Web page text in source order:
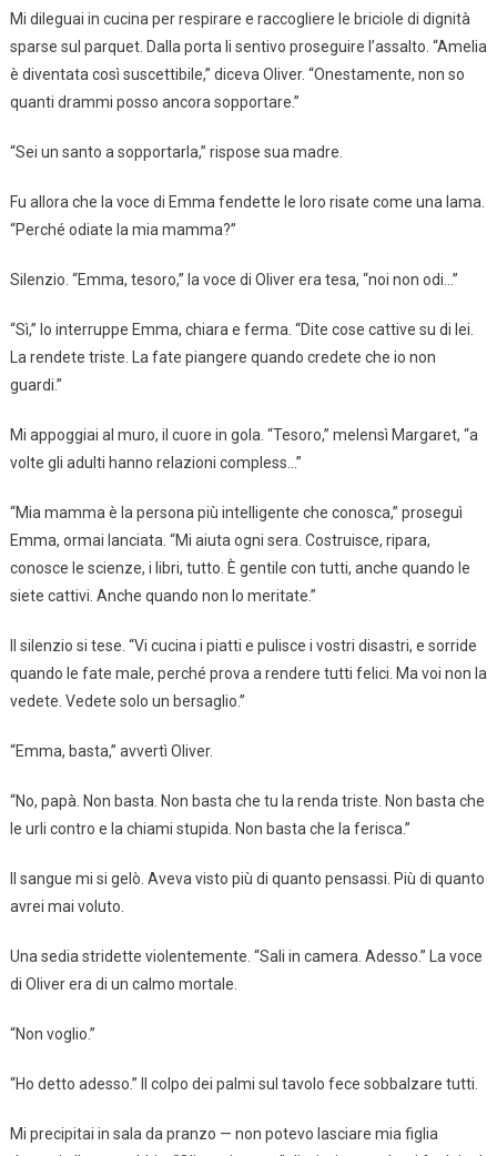
Mi dileguai in cucina per respirare e raccogliere le briciole di dignità
sparse sul parquet. Dalla porta li sentivo proseguire l’assalto. “Amelia
è diventata così suscettibile,” diceva Oliver. “Onestamente, non so
quanti drammi posso ancora sopportare.”
“Sei un santo a sopportarla,” rispose sua madre.
Fu allora che la voce di Emma fendette le loro risate come una lama.
“Perché odiate la mia mamma?”
Silenzio. “Emma, tesoro,” la voce di Oliver era tesa, “noi non odi…”
“Sì,” lo interruppe Emma, chiara e ferma. “Dite cose cattive su di lei.
La rendete triste. La fate piangere quando credete che io non
guardi.”
Mi appoggiai al muro, il cuore in gola. “Tesoro,” melensì Margaret, “a
volte gli adulti hanno relazioni compless…”
“Mia mamma è la persona più intelligente che conosca,” proseguì
Emma, ormai lanciata. “Mi aiuta ogni sera. Costruisce, ripara,
conosce le scienze, i libri, tutto. È gentile con tutti, anche quando le
siete cattivi. Anche quando non lo meritate.”
Il silenzio si tese. “Vi cucina i piatti e pulisce i vostri disastri, e sorride
quando le fate male, perché prova a rendere tutti felici. Ma voi non la
vedete. Vedete solo un bersaglio.”
“Emma, basta,” avvertì Oliver.
“No, papà. Non basta. Non basta che tu la renda triste. Non basta che
le urli contro e la chiami stupida. Non basta che la ferisca.”
Il sangue mi si gelò. Aveva visto più di quanto pensassi. Più di quanto
avrei mai voluto.
Una sedia stridette violentemente. “Sali in camera. Adesso.” La voce
di Oliver era di un calmo mortale.
“Non voglio.”
“Ho detto adesso.” Il colpo dei palmi sul tavolo fece sobbalzare tutti.
Mi precipitai in sala da pranzo — non potevo lasciare mia figlia